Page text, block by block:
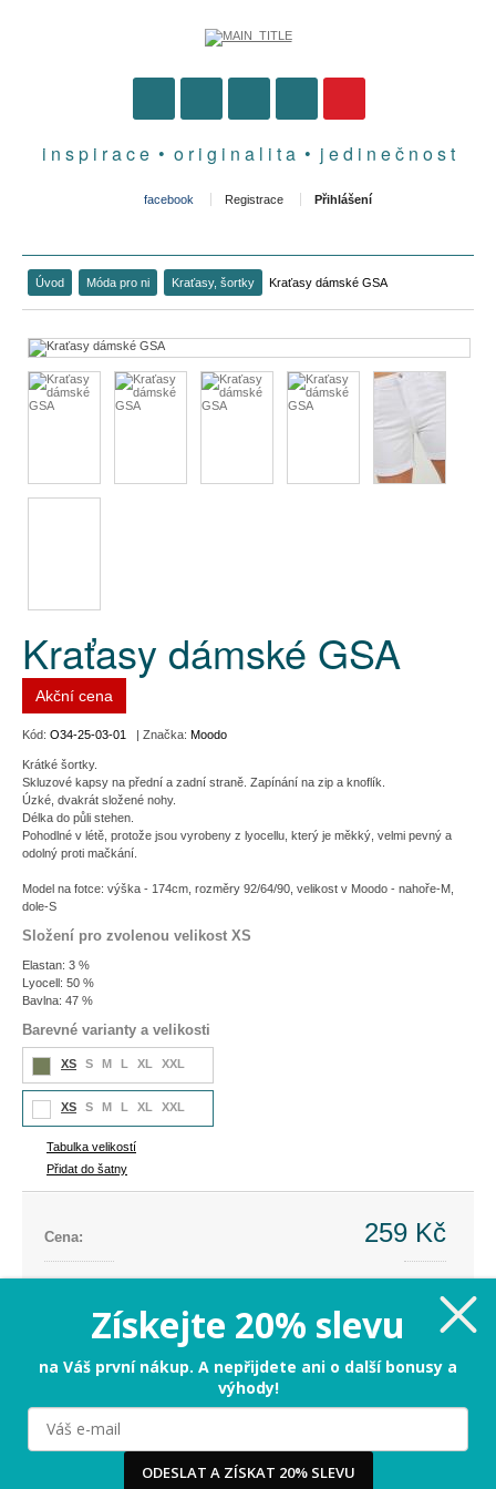
i n s p i r a c e • o r i g i n a l i t a • j e d i n e č n o s t
facebook Registrace Přihlášení
Úvod Móda pro ni Kraťasy, šortky Kraťasy dámské GSA
Kraťasy dámské GSA
Akční cena
Kód: O34-25-03-01 | Značka: Moodo
Krátké šortky.
Skluzové kapsy na přední a zadní straně. Zapínání na zip a knoflík.
Úzké, dvakrát složené nohy.
Délka do půli stehen.
Pohodlné v létě, protože jsou vyrobeny z lyocellu, který je měkký, velmi pevný a
odolný proti mačkání.
Model na fotce: výška - 174cm, rozměry 92/64/90, velikost v Moodo - nahoře-M,
dole-S
Složení pro zvolenou velikost XS
Elastan: 3 %
Lyocell: 50 %
Bavlna: 47 %
Barevné varianty a velikosti
XS S M L XL XXL
XS S M L XL XXL
Tabulka velikostí
Přidat do šatny
Cena: 259 Kč
-440 Kč (-63%)
PŘIDAT DO KOŠÍKU
Tabulka velikostí
Milujeme cookies!
Používáme cookies, abychom vám nabídli ten nejlepší
Získejte 20% slevu
na Váš první nákup. A nepřijdete ani o další bonusy a
výhody!
ODESLAT A ZÍSKAT 20% SLEVU